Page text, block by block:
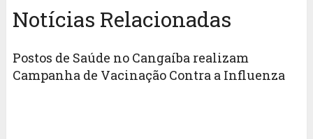
Notícias Relacionadas
Postos de Saúde no Cangaíba realizam
Campanha de Vacinação Contra a Influenza